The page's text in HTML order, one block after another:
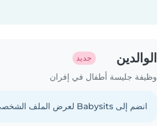
الوالدين جديد
وظيفة جليسة أطفال في إفران
انضم إلى Babysits لعرض الملف الشخصي الكامل.